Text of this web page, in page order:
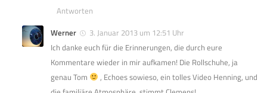
Antworten
Werner
3. Januar 2013 um 12:51 Uhr
Ich danke euch für die Erinnerungen, die durch eure
Kommentare wieder in mir aufkamen! Die Rollschuhe, ja
genau Tom
, Echoes sowieso, ein tolles Video Henning, und